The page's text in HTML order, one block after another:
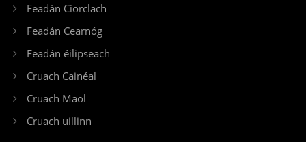
Feadán Ciorclach
Feadán Cearnóg
Feadán éilipseach
Cruach Cainéal
Cruach Maol
Cruach uillinn